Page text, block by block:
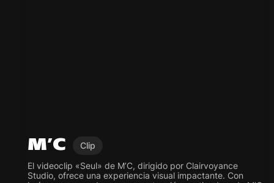
M’C
Clip
El videoclip «Seul» de M’C, dirigido por Clairvoyance
Studio, ofrece una experiencia visual impactante. Con